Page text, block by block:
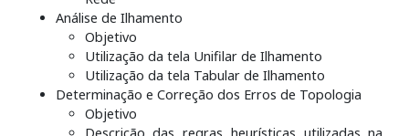
Análise de Ilhamento
Objetivo
Utilização da tela Unifilar de Ilhamento
Utilização da tela Tabular de Ilhamento
Determinação e Correção dos Erros de Topologia
Objetivo